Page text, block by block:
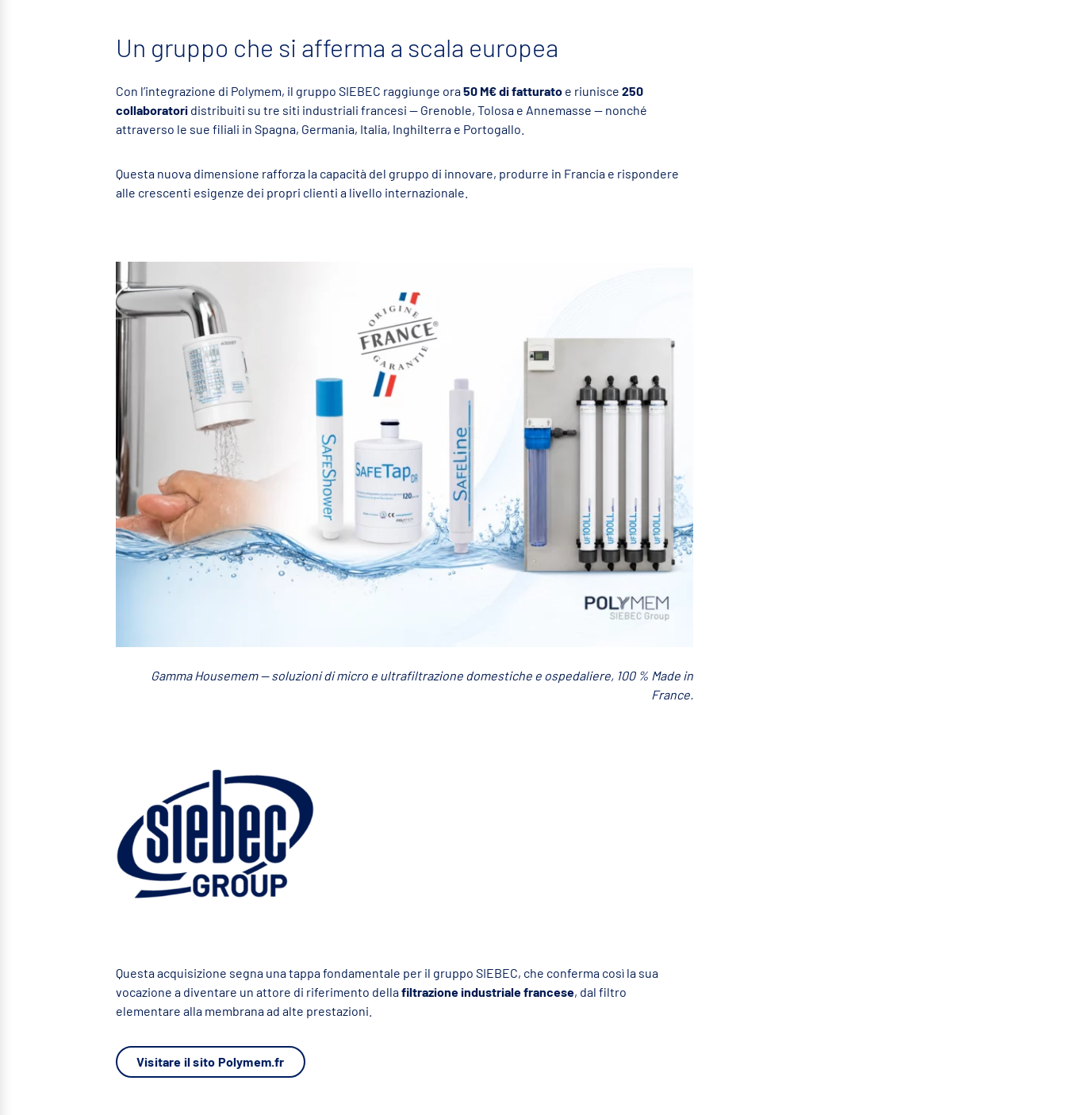
Un gruppo che si afferma a scala europea
Con l’integrazione di Polymem, il gruppo SIEBEC raggiunge ora50 M€ di fatturato e riunisce 250
collaboratori distribuiti su tre siti industriali francesi — Grenoble, Tolosa e Annemasse — nonché
attraverso le sue filiali in Spagna, Germania, Italia, Inghilterra e Portogallo.
Questa nuova dimensione rafforza la capacità del gruppo di innovare, produrre in Francia e rispondere
alle crescenti esigenze dei propri clienti a livello internazionale.
Gamma Housemem — soluzioni di micro e ultrafiltrazione domestiche e ospedaliere, 100 % Made in
France.
Questa acquisizione segna una tappa fondamentale per il gruppo SIEBEC, che conferma così la sua
vocazione a diventare un attore di riferimento dellafiltrazione industriale francese, dal filtro
elementare alla membrana ad alte prestazioni.
Visitare il sito Polymem.fr